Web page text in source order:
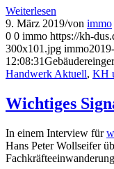
Weiterlesen
9. März 2019/von immo
0 0 immo https://kh-
300x101.jpg immo
12:08:31
Handwerk Aktuell, KH
Wichtiges
In einem Interview für
Hans Peter Wollseifer